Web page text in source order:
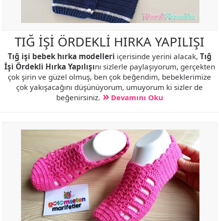
TIĞ İŞİ ÖRDEKLİ HIRKA YAPILIŞI
Tığ işi bebek hırka modelleri içerisinde yerini alacak, Tığ
İşi Ördekli Hırka Yapılışını sizlerle paylaşıyorum, gerçekten
çok şirin ve güzel olmuş, ben çok beğendim, bebeklerimize
çok yakışacağını düşünüyorum, umuyorum ki sizler de
beğenirsiniz.
Devamını Oku